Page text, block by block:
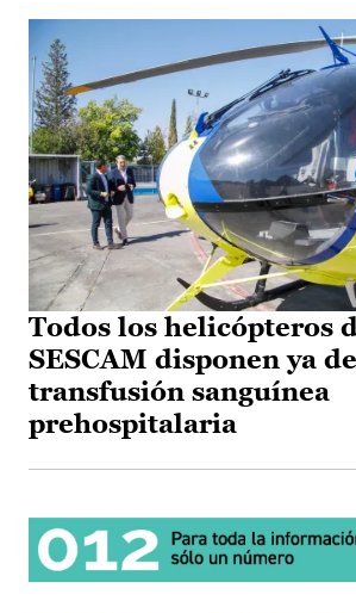
Todos los helicópteros
SESCAM disponen ya de
transfusión sanguínea
prehospitalaria